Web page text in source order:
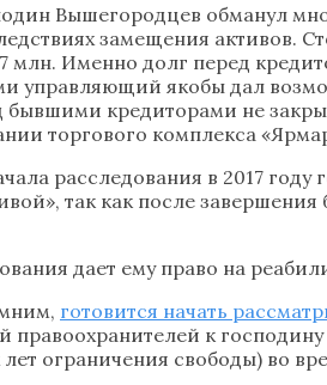
Вышегородцев обманул
замещения активов.
млн. Именно долг перед
управляющий якобы дал
бывшими кредиторами не
торгового комплекса
расследования в 2017
так как после
дает ему право на
готовится начать
правоохранителей к
лет ограничения свободы) во